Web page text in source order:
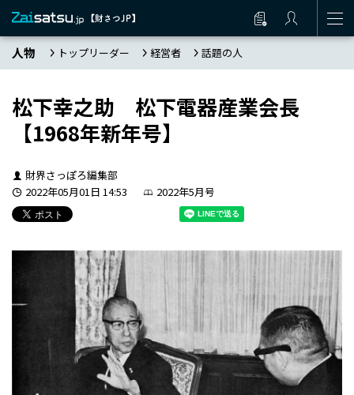
人物 トップリーダー 経営者 話題の人
松下幸之助 松下電器産業会長
【1968年新年号】
財界さっぽろ編集部
2022年05月01日 14:53
2022年5月号